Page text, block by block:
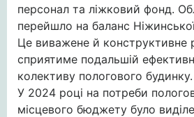
персонал та ліжковий фонд.
перейшло на баланс
Це виважене й конструктивне
сприятиме подальшій
колективу пологового будинку.
У 2024 році на потреби
місцевого бюджету було